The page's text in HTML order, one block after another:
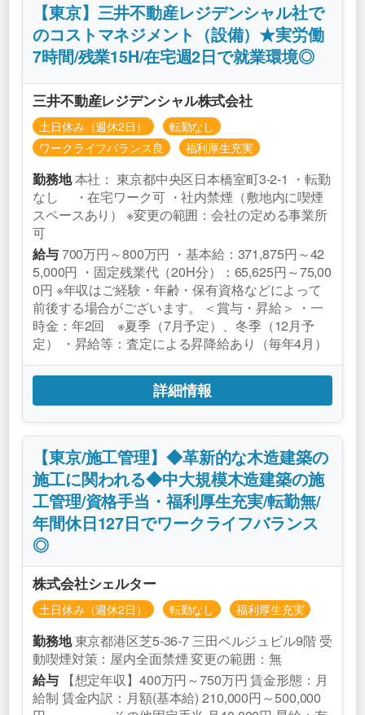
【東京】三井不動産レジデンシャル社で
のコストマネジメント（設備）★実労働
7時間/残業15H/在宅週2日で就業環境◎
三井不動産レジデンシャル株式会社
土日休み（週休2日）
転勤なし
ワークライフバランス良
福利厚生充実
勤務地本社： 東京都中央区日本橋室町3-2-1 ・転勤
なし ・在宅ワーク可 ・社内禁煙（敷地内に喫煙
スペースあり） ※変更の範囲：会社の定める事業所
可
給与700万円～800万円 ・基本給：371,875円～42
5,000円 ・固定残業代（20H分）：65,625円～75,00
0円 ※年収はご経験・年齢・保有資格などによって
前後する場合がございます。 ＜賞与・昇給＞ ・一
時金：年2回 ※夏季（7月予定）、冬季（12月予
定） ・昇給等：査定による昇降給あり（毎年4月）
詳細情報
【東京/施工管理】◆革新的な木造建築の
施工に関われる◆中大規模木造建築の施
工管理/資格手当・福利厚生充実/転勤無/
年間休日127日でワークライフバランス
◎
株式会社シェルター
土日休み（週休2日） 転勤なし 福利厚生充実
勤務地東京都港区芝5‐36-7 三田ベルジュビル9階 受
動喫煙対策：屋内全面禁煙 変更の範囲：無
給与【想定年収】400万円～750万円 賃金形態：月
給制 賃金内訳：月額(基本給) 210,000円～500,000